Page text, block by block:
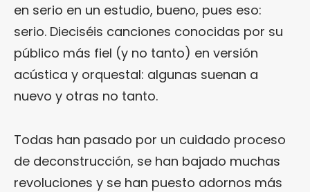
en serio en un estudio, bueno, pues eso:
serio. Dieciséis canciones conocidas por su
público más fiel (y no tanto) en versión
acústica y orquestal: algunas suenan a
nuevo y otras no tanto.
Todas han pasado por un cuidado proceso
de deconstrucción, se han bajado muchas
revoluciones y se han puesto adornos más